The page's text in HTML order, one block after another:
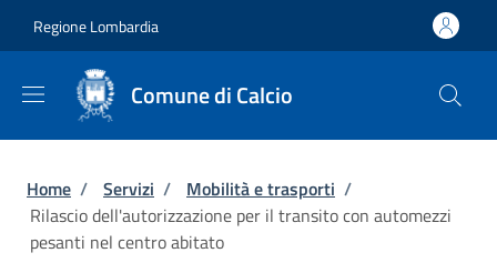
Regione Lombardia
Comune di Calcio
Briciole di pane
Home / Servizi / Mobilità e trasporti /
Rilascio dell'autorizzazione per il transito con automezzi
pesanti nel centro abitato